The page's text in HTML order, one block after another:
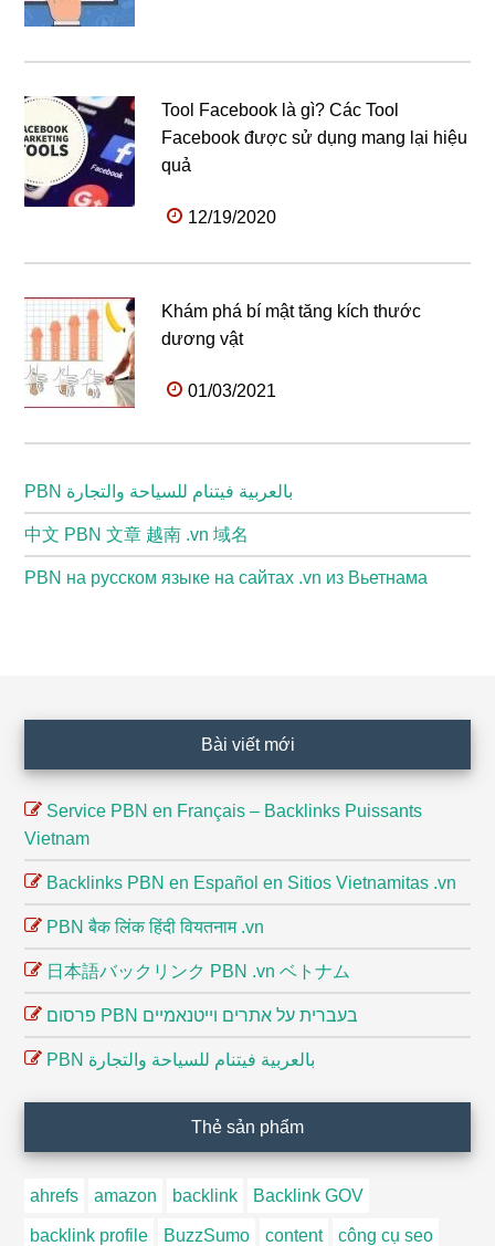
Tool Facebook là gì? Các Tool
Facebook được sử dụng mang lại hiệu
quả
12/19/2020
Khám phá bí mật tăng kích thước
dương vật
01/03/2021
PBN بالعربية فيتنام للسياحة والتجارة
中文 PBN 文章 越南 .vn 域名
PBN на русском языке на сайтах .vn из Вьетнама
Bài viết mới
Service PBN en Français – Backlinks Puissants
Vietnam
Backlinks PBN en Español en Sitios Vietnamitas .vn
PBN बैक लिंक हिंदी वियतनाम .vn
日本語バックリンク PBN .vn ベトナム
פרסום PBN בעברית על אתרים וייטנאמיים
PBN بالعربية فيتنام للسياحة والتجارة
Thẻ sản phẩm
ahrefs amazon backlink Backlink GOV
backlink profile BuzzSumo content công cụ seo